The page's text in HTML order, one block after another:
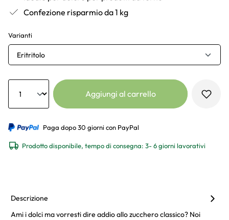
Confezione risparmio da 1 kg
Varianti
Eritritolo
Anzahl
Aggiungi al carrello
Paga dopo 30 giorni con PayPal
Prodotto disponibile, tempo di consegna: 3- 6 giorni lavorativi
Descrizione
Ami i dolci ma vorresti dire addio allo zucchero classico? Noi